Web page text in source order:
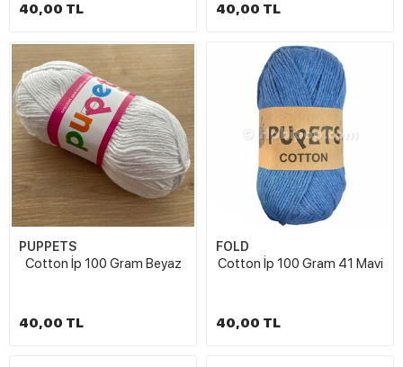
40,00 TL 40,00 TL
PUPPETS
Cotton İp 100 Gram Beyaz
40,00 TL
FOLD
Cotton İp 100 Gram 41 Mavi
40,00 TL